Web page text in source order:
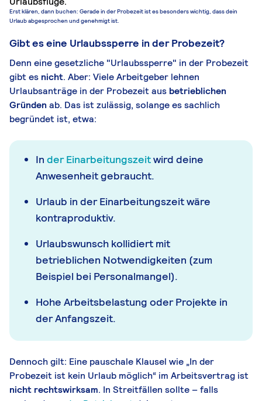
Erst klären, dann buchen: Gerade in der Probezeit ist es besonders wichtig, dass dein
Urlaub abgesprochen und genehmigt ist.
Gibt es eine Urlaubssperre in der Probezeit?
Denn eine gesetzliche "Urlaubssperre" in der Probezeit
gibt es nicht. Aber: Viele Arbeitgeber lehnen
Urlaubsanträge in der Probezeit aus betrieblichen
Gründenab. Das ist zulässig, solange es sachlich
begründet ist, etwa:
In der Einarbeitungszeitwird deine
Anwesenheit gebraucht.
Urlaub in der Einarbeitungszeit wäre
kontraproduktiv.
Urlaubswunsch kollidiert mit
betrieblichen Notwendigkeiten (zum
Beispiel bei Personalmangel).
Hohe Arbeitsbelastung oder Projekte in
der Anfangszeit.
Dennoch gilt: Eine pauschale Klausel wie „In der
Probezeit ist kein Urlaub möglich“ im Arbeitsvertrag ist
nicht rechtswirksam. In Streitfällen sollte – falls